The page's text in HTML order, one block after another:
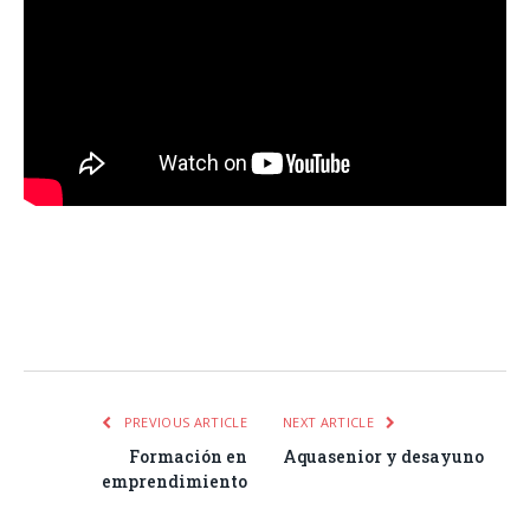
PREVIOUS ARTICLE
Formación en
emprendimiento
NEXT ARTICLE
Aquasenior y desayuno